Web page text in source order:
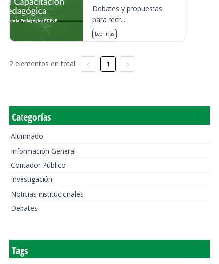
Debates y propuestas
para recr...
Leer más
2 elementos en total: 1
Categorías
Alumnado
Información General
Contador Público
Investigación
Noticias institucionales
Debates
Tags